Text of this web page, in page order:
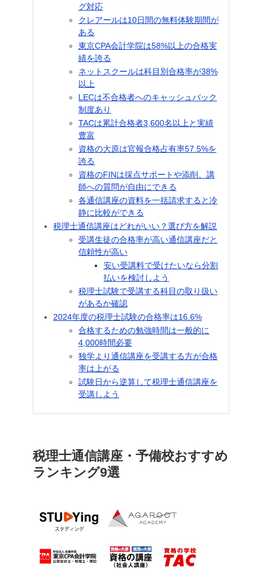
グ対応
クレアールは10日間の無料体験期間が
ある
東京CPA会計学院は58%以上の合格実
績を誇る
ネットスクールは科目別合格率が38%
以上
LECは不合格者へのキャッシュバック
制度あり
TACは累計合格者3,600名以上と実績
豊富
資格の大原は官報合格占有率57.5%を
誇る
資格のFINは採点サポートや添削、講
師への質問が自由にできる
各通信講座の資料を一括請求すると冷
静に比較ができる
税理士通信講座はどれがいい？選び方を解説
受講生徒の合格率が高い通信講座だと
信頼性が高い
安い受講料で受けたいなら分割
払いを検討しよう
税理士試験で受講する科目の取り扱い
があるか確認
2024年度の税理士試験の合格率は16.6%
合格するための勉強時間は一般的に
4,000時間必要
独学より通信講座を受講する方が合格
率は上がる
試験日から逆算して税理士通信講座を
受講しよう
税理士通信講座・予備校おすすめ
ランキング9選